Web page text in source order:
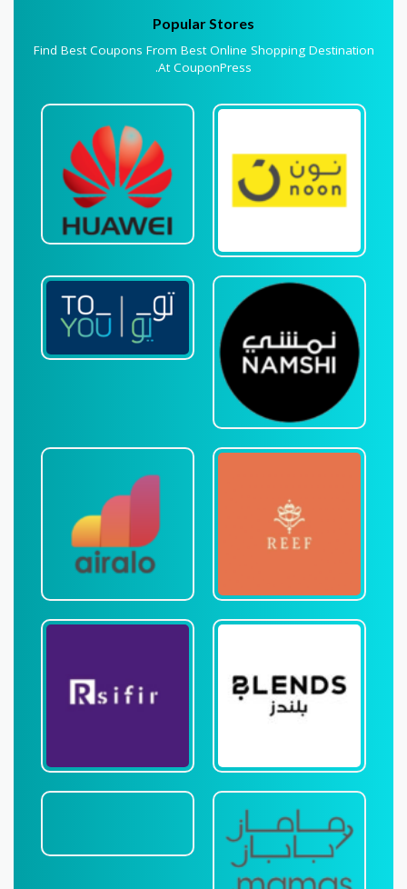
Popular Stores
Find Best Coupons From Best Online Shopping Destination
At CouponPress.